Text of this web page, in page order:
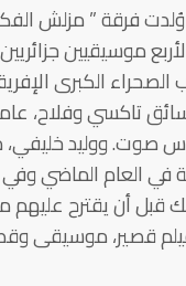
العام 2014، وُلدت فرقة ”
موسيقيين
الصحراء الكبرى
تاكسي وفلاح،
صوت. ووليد
في العام الماضي
قبل أن يقترح
قصير، موسيقى